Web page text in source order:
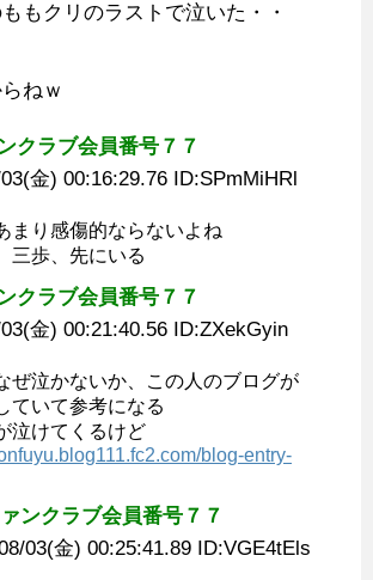
もクリのラストで泣いた・・
ねｗ
クラブ会員番号７７
金) 00:16:29.76 ID:SPmMiHRl
まり感傷的ならないよね
三歩、先にいる
クラブ会員番号７７
金) 00:21:40.56 ID:ZXekGyin
ぜ泣かないか、この人のブログが
ていて参考になる
泣けてくるけど
blog-entry-
ンクラブ会員番号７７
03(金) 00:25:41.89 ID:VGE4tEls